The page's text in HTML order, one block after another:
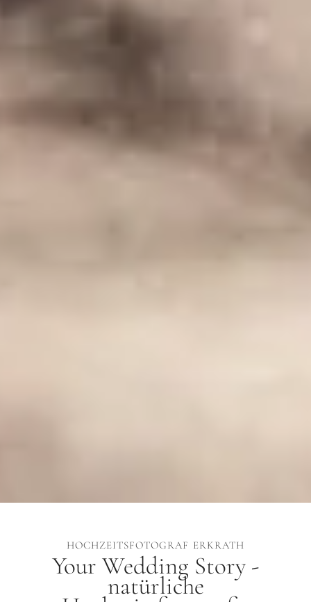
HOCHZEITSFOTOGRAF ERKRATH
Your Wedding Story -
natürliche